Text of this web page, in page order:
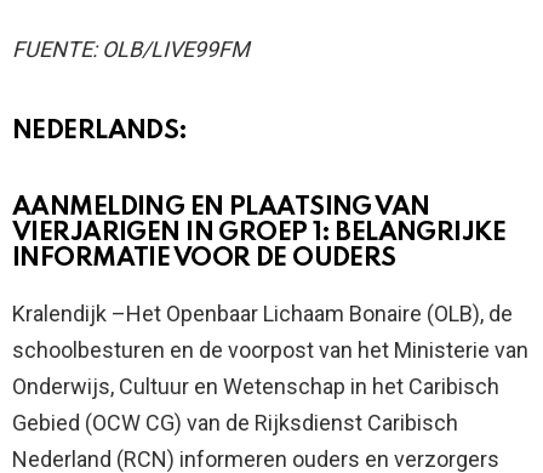
FUENTE: OLB/LIVE99FM
NEDERLANDS:
AANMELDING EN PLAATSING VAN
VIERJARIGEN IN GROEP 1: BELANGRIJKE
INFORMATIE VOOR DE OUDERS
Kralendijk –Het Openbaar Lichaam Bonaire (OLB), de
schoolbesturen en de voorpost van het Ministerie van
Onderwijs, Cultuur en Wetenschap in het Caribisch
Gebied (OCW CG) van de Rijksdienst Caribisch
Nederland (RCN) informeren ouders en verzorgers